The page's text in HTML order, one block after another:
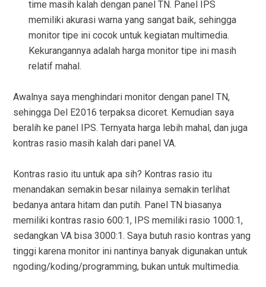
time masih kalah dengan panel TN. Panel IPS
memiliki akurasi warna yang sangat baik, sehingga
monitor tipe ini cocok untuk kegiatan multimedia.
Kekurangannya adalah harga monitor tipe ini masih
relatif mahal.
Awalnya saya menghindari monitor dengan panel TN,
sehingga Del E2016 terpaksa dicoret. Kemudian saya
beralih ke panel IPS. Ternyata harga lebih mahal, dan juga
kontras rasio masih kalah dari panel VA.
Kontras rasio itu untuk apa sih? Kontras rasio itu
menandakan semakin besar nilainya semakin terlihat
bedanya antara hitam dan putih. Panel TN biasanya
memiliki kontras rasio 600:1, IPS memiliki rasio 1000:1,
sedangkan VA bisa 3000:1. Saya butuh rasio kontras yang
tinggi karena monitor ini nantinya banyak digunakan untuk
ngoding/koding/programming, bukan untuk multimedia.